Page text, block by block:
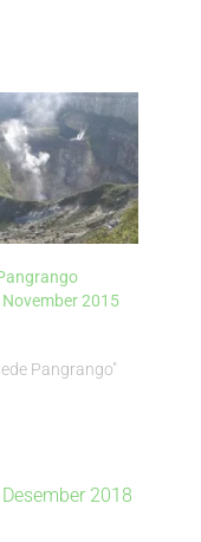
2015
Pangrango"
2018